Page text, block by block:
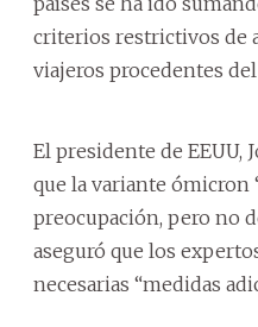
criterios restrictivos de
viajeros procedentes
El presidente de EEUU,
que la variante ómicron
preocupación, pero no
aseguró que los
necesarias “medidas